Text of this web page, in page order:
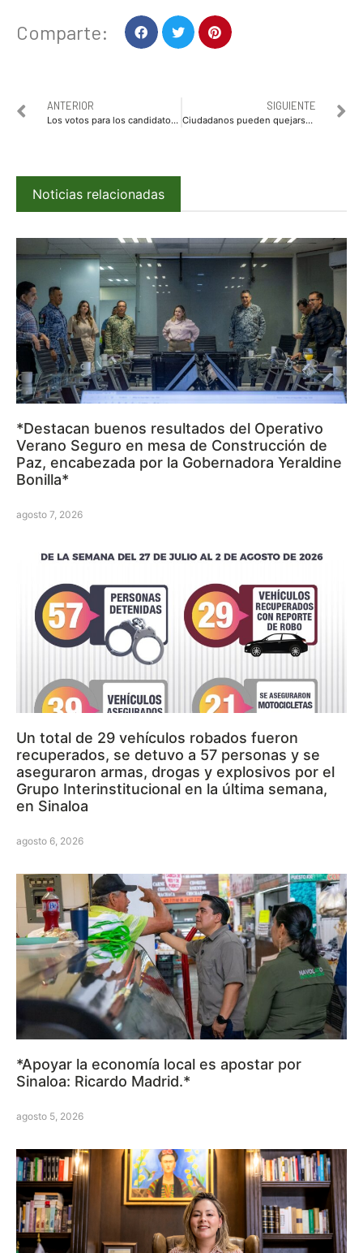
Comparte:
ANTERIOR
Los votos para los candidatos del PRI,serán regresados con obras: Nubia Ramos
SIGUIENTE
Ciudadanos pueden quejarse por llamadas de publicidad, productos o servicios: Ceaip
Noticias relacionadas
*Destacan buenos resultados del Operativo
Verano Seguro en mesa de Construcción de
Paz, encabezada por la Gobernadora Yeraldine
Bonilla*
agosto 7, 2026
Un total de 29 vehículos robados fueron
recuperados, se detuvo a 57 personas y se
aseguraron armas, drogas y explosivos por el
Grupo Interinstitucional en la última semana,
en Sinaloa
agosto 6, 2026
*Apoyar la economía local es apostar por
Sinaloa: Ricardo Madrid.*
agosto 5, 2026